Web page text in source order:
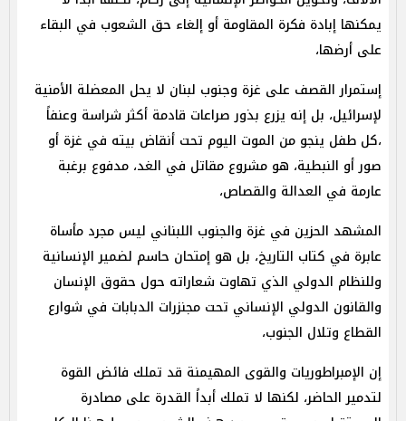
يمكنها إبادة فكرة المقاومة أو إلغاء حق الشعوب في البقاء
على أرضها،
إستمرار القصف على غزة وجنوب لبنان لا يحل المعضلة الأمنية
لإسرائيل، بل إنه يزرع بذور صراعات قادمة أكثر شراسة وعنفاً
،كل طفل ينجو من الموت اليوم تحت أنقاض بيته في غزة أو
صور أو النبطية، هو مشروع مقاتل في الغد، مدفوع برغبة
عارمة في العدالة والقصاص،
المشهد الحزين في غزة والجنوب اللبناني ليس مجرد مأساة
عابرة في كتاب التاريخ، بل هو إمتحان حاسم لضمير الإنسانية
وللنظام الدولي الذي تهاوت شعاراته حول حقوق الإنسان
والقانون الدولي الإنساني تحت مجنزرات الدبابات في شوارع
القطاع وتلال الجنوب،
إن الإمبراطوريات والقوى المهيمنة قد تملك فائض القوة
لتدمير الحاضر، لكنها لا تملك أبداً القدرة على مصادرة